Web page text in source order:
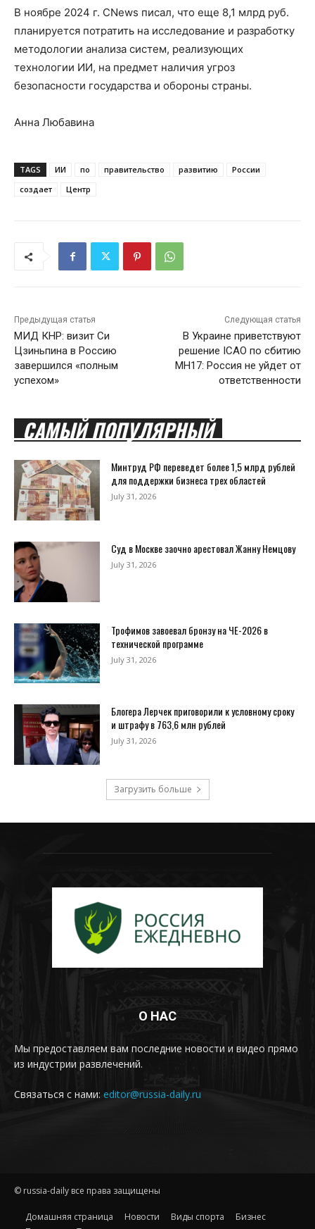
В ноябре 2024 г. CNews писал, что еще 8,1 млрд руб.
планируется потратить на исследование и разработку
методологии анализа систем, реализующих
технологии ИИ, на предмет наличия угроз
безопасности государства и обороны страны.
Анна Любавина
TAGS ИИ по правительство развитию
России
создает
Центр
Предыдущая статья
МИД КНР: визит Си
Цзиньпина в Россию
завершился «полным
успехом»
Следующая статья
В Украине приветствуют
решение ICAO по сбитию
MH17: Россия не уйдет от
ответственности
САМЫЙ ПОПУЛЯРНЫЙ
Минтруд РФ переведет более 1,5 млрд рублей
для поддержки бизнеса трех областей
July 31, 2026
Суд в Москве заочно арестовал Жанну Немцову
July 31, 2026
Трофимов завоевал бронзу на ЧЕ-2026 в
технической программе
July 31, 2026
Блогера Лерчек приговорили к условному сроку
и штрафу в 763,6 млн рублей
July 31, 2026
Загрузить больше
О НАС
Мы предоставляем вам последние новости и видео прямо
из индустрии развлечений.
Связаться с нами: editor@russia-daily.ru
© russia-daily все права защищены
Домашняя страница Новости Виды спорта
Бизнес